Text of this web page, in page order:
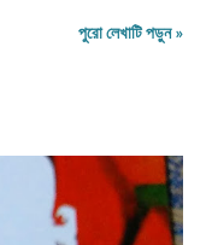
কাল তার বিকল্প রূপ
পরিষেবা দিত। বিনিময়ে
নির্বাহের একমাত্র উপায়।
পুরো লেখাটি পড়ুন »